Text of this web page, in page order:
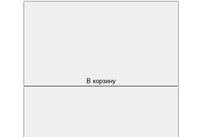
В корзину